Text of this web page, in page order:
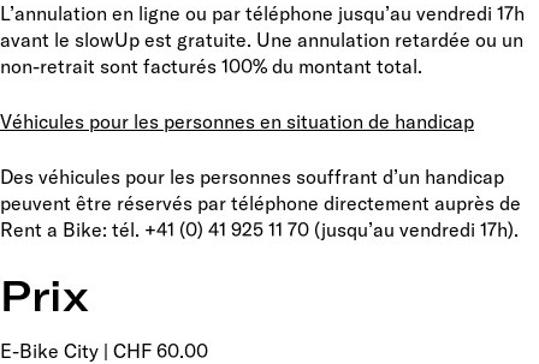
L’annulation en ligne ou par téléphone jusqu’au vendredi 17h
avant le slowUp est gratuite. Une annulation retardée ou un
non-retrait sont facturés 100% du montant total.
Véhicules pour les personnes en situation de handicap
Des véhicules pour les personnes souffrant d’un handicap
peuvent être réservés par téléphone directement auprès de
Rent a Bike: tél. +41 (0) 41 925 11 70 (jusqu’au vendredi 17h).
Prix
E-Bike City | CHF 60.00